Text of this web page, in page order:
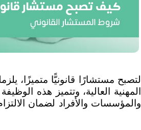
المهنية العالية، وتتميز هذه
والمؤسسات والأفراد لضمان